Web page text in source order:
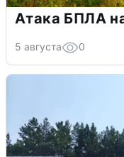
Атака БПЛА
5 августа 0